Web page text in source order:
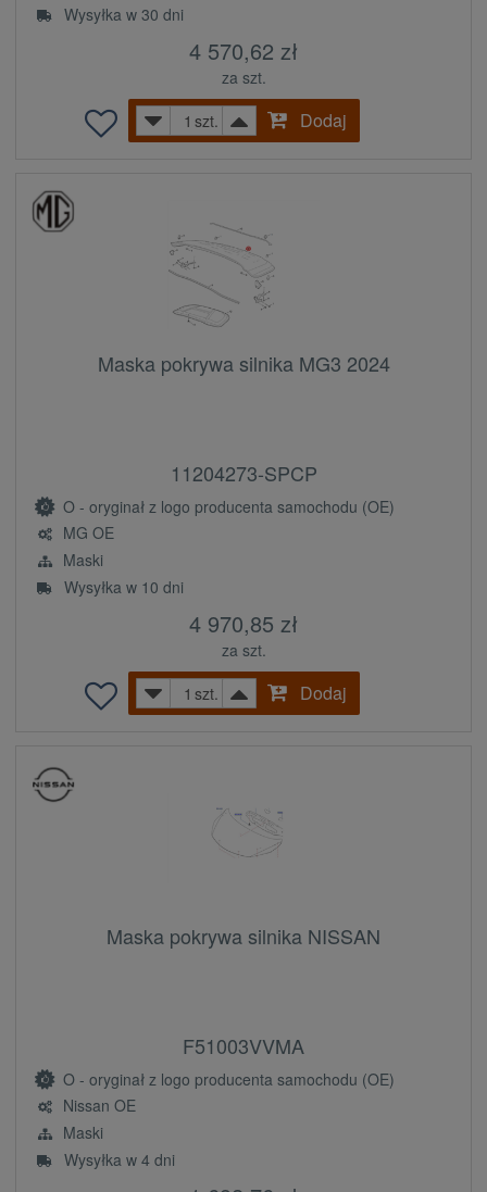
Wysyłka w 30 dni
4 570,62 zł
za szt.
szt.
Dodaj
Maska pokrywa silnika MG3 2024
11204273-SPCP
O - oryginał z logo producenta samochodu (OE)
MG OE
Maski
Wysyłka w 10 dni
4 970,85 zł
za szt.
szt.
Dodaj
Maska pokrywa silnika NISSAN
F51003VVMA
O - oryginał z logo producenta samochodu (OE)
Nissan OE
Maski
Wysyłka w 4 dni